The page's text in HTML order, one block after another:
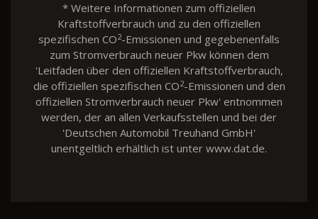
* Weitere Informationen zum offiziellen
Kraftstoffverbrauch und zu den offiziellen
spezifischen CO2-Emissionen und gegebenenfalls
zum Stromverbrauch neuer Pkw können dem
'Leitfaden über den offiziellen Kraftstoffverbrauch,
die offiziellen spezifischen CO2-Emissionen und den
offiziellen Stromverbrauch neuer Pkw' entnommen
werden, der an allen Verkaufsstellen und bei der
'Deutschen Automobil Treuhand GmbH'
unentgeltlich erhältlich ist unter www.dat.de.